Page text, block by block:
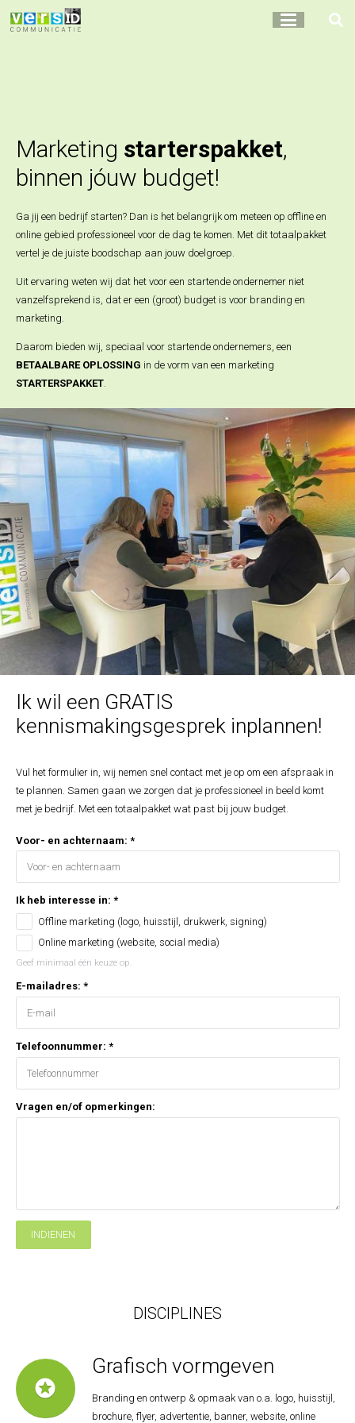
Marketing starterspakket,
binnen jóuw budget!
Ga jij een bedrijf starten? Dan is het belangrijk om meteen op offline en
online gebied professioneel voor de dag te komen. Met dit totaalpakket
vertel je de juiste boodschap aan jouw doelgroep.
Uit ervaring weten wij dat het voor een startende ondernemer niet
vanzelfsprekend is, dat er een (groot) budget is voor branding en
marketing.
Daarom bieden wij, speciaal voor startende ondernemers, een
BETAALBARE OPLOSSING in de vorm van een marketing
STARTERSPAKKET.
Ik wil een GRATIS
kennismakingsgesprek inplannen!
Vul het formulier in, wij nemen snel contact met je op om een afspraak in
te plannen. Samen gaan we zorgen dat je professioneel in beeld komt
met je bedrijf. Met een totaalpakket wat past bij jouw budget.
Voor- en achternaam: *
Ik heb interesse in: *
Offline marketing (logo, huisstijl, drukwerk, signing)
Online marketing (website, social media)
Geef minimaal één keuze op.
E-mailadres: *
Telefoonnummer: *
Vragen en/of opmerkingen:
INDIENEN
DISCIPLINES
stars
Grafisch vormgeven
Branding en ontwerp & opmaak van o.a. logo, huisstijl,
brochure, flyer, advertentie, banner, website, online